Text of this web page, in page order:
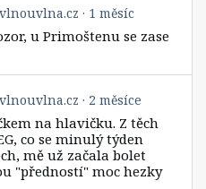
1 měsíc
u Primoštenu se zase
2 měsíce
na hlavičku. Z těch
co se minulý týden
mě už začala bolet
"předností" moc hezky